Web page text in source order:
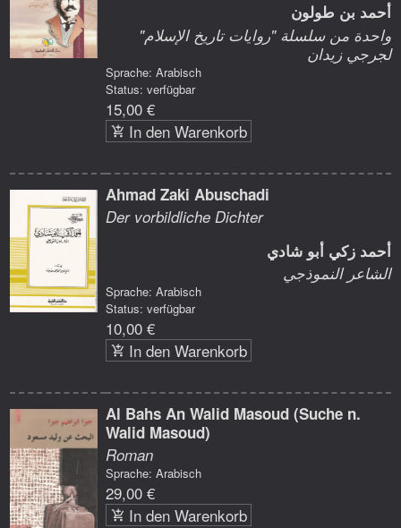
أحمد بن طولون
واحدة من سلسلة "روايات تاريخ الإسلام"
لجرجي زيدان
Sprache: Arabisch
Status: verfügbar
15,00 €
In den Warenkorb
Ahmad Zaki Abuschadi
Der vorbildliche Dichter
أحمد زكي أبو شادي
الشاعر النموذجي
Sprache: Arabisch
Status: verfügbar
10,00 €
In den Warenkorb
Al Bahs An Walid Masoud (Suche n.
Walid Masoud)
Roman
Sprache: Arabisch
29,00 €
In den Warenkorb